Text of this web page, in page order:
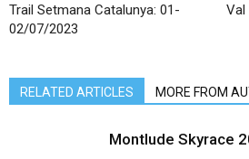
Trail Setmana Catalunya: 01-
02/07/2023
Val
RELATED ARTICLES MORE FROM
Montlude Skyrace